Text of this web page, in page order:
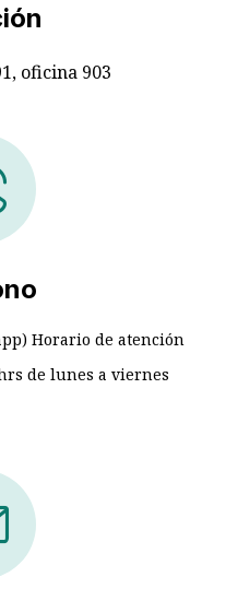
oficina 903
Horario de atención
de lunes a viernes